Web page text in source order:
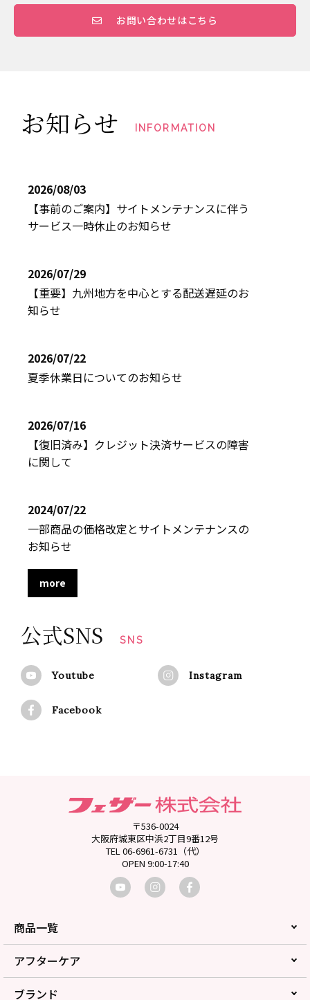
お問い合わせはこちら
お知らせ INFORMATION
2026/08/03
【事前のご案内】サイトメンテナンスに伴う
サービス一時休止のお知らせ
2026/07/29
【重要】九州地方を中心とする配送遅延のお
知らせ
2026/07/22
夏季休業日についてのお知らせ
2026/07/16
【復旧済み】クレジット決済サービスの障害
に関して
2024/07/22
一部商品の価格改定とサイトメンテナンスの
お知らせ
more
公式SNS SNS
Youtube Instagram
Facebook
〒536-0024
大阪府城東区中浜2丁目9番12号
TEL 06-6961-6731（代）
OPEN 9:00-17:40
商品一覧
アフターケア
ブランド